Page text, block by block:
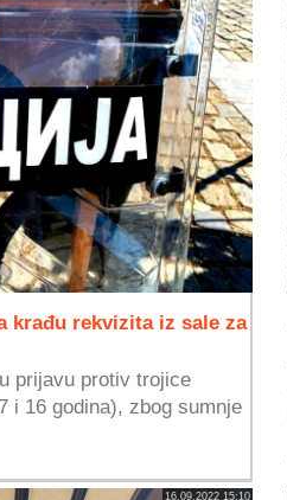
krađu rekvizita iz sale za
prijavu protiv trojice
i 16 godina), zbog sumnje
16.09.2022 15:10